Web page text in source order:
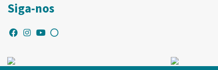
Siga-nos